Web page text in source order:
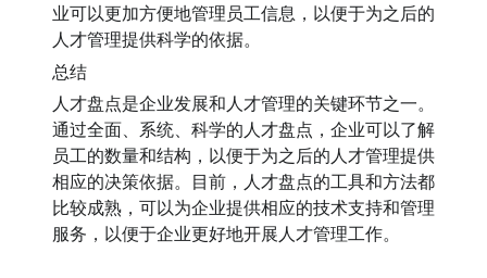
业可以更加方便地管理员工信息，以便于为之后的
人才管理提供科学的依据。
总结
人才盘点是企业发展和人才管理的关键环节之一。
通过全面、系统、科学的人才盘点，企业可以了解
员工的数量和结构，以便于为之后的人才管理提供
相应的决策依据。目前，人才盘点的工具和方法都
比较成熟，可以为企业提供相应的技术支持和管理
服务，以便于企业更好地开展人才管理工作。